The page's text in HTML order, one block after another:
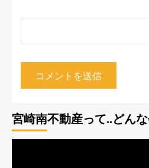
宮崎南不動産って..どん